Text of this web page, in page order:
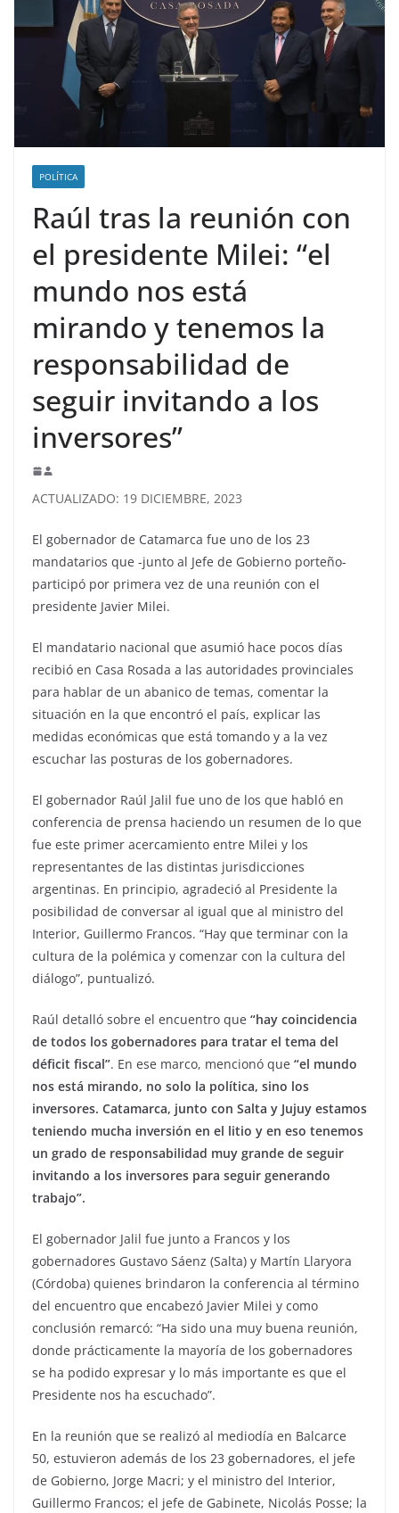
POLÍTICA
Raúl tras la reunión con
el presidente Milei: “el
mundo nos está
mirando y tenemos la
responsabilidad de
seguir invitando a los
inversores”
ACTUALIZADO: 19 DICIEMBRE, 2023
El gobernador de Catamarca fue uno de los 23
mandatarios que -junto al Jefe de Gobierno porteño-
participó por primera vez de una reunión con el
presidente Javier Milei.
El mandatario nacional que asumió hace pocos días
recibió en Casa Rosada a las autoridades provinciales
para hablar de un abanico de temas, comentar la
situación en la que encontró el país, explicar las
medidas económicas que está tomando y a la vez
escuchar las posturas de los gobernadores.
El gobernador Raúl Jalil fue uno de los que habló en
conferencia de prensa haciendo un resumen de lo que
fue este primer acercamiento entre Milei y los
representantes de las distintas jurisdicciones
argentinas. En principio, agradeció al Presidente la
posibilidad de conversar al igual que al ministro del
Interior, Guillermo Francos. “Hay que terminar con la
cultura de la polémica y comenzar con la cultura del
diálogo”, puntualizó.
Raúl detalló sobre el encuentro que “hay coincidencia
de todos los gobernadores para tratar el tema del
déficit fiscal”. En ese marco, mencionó que “el mundo
nos está mirando, no solo la política, sino los
inversores. Catamarca, junto con Salta y Jujuy estamos
teniendo mucha inversión en el litio y en eso tenemos
un grado de responsabilidad muy grande de seguir
invitando a los inversores para seguir generando
trabajo”.
El gobernador Jalil fue junto a Francos y los
gobernadores Gustavo Sáenz (Salta) y Martín Llaryora
(Córdoba) quienes brindaron la conferencia al término
del encuentro que encabezó Javier Milei y como
conclusión remarcó: “Ha sido una muy buena reunión,
donde prácticamente la mayoría de los gobernadores
se ha podido expresar y lo más importante es que el
Presidente nos ha escuchado”.
En la reunión que se realizó al mediodía en Balcarce
50, estuvieron además de los 23 gobernadores, el jefe
de Gobierno, Jorge Macri; y el ministro del Interior,
Guillermo Francos; el jefe de Gabinete, Nicolás Posse; la